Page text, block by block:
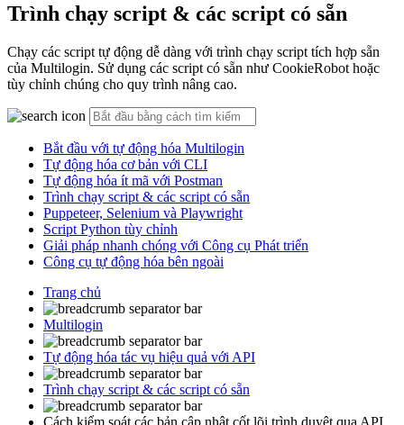
Trình chạy script & các script có sẵn
Chạy các script tự động dễ dàng với trình chạy script tích hợp sẵn
của Multilogin. Sử dụng các script có sẵn như CookieRobot hoặc
tùy chỉnh chúng cho quy trình nâng cao.
Bắt đầu với tự động hóa Multilogin
Tự động hóa cơ bản với CLI
Tự động hóa ít mã với Postman
Trình chạy script & các script có sẵn
Puppeteer, Selenium và Playwright
Script Python tùy chỉnh
Giải pháp nhanh chóng với Công cụ Phát triển
Công cụ tự động hóa bên ngoài
Trang chủ
Multilogin
Tự động hóa tác vụ hiệu quả với API
Trình chạy script & các script có sẵn
Cách kiểm soát các bản cập nhật cốt lõi trình duyêt qua API